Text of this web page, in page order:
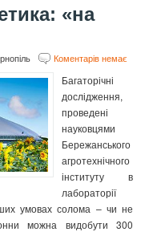
«на
Коментарів немає
Багаторічні
дослідження,
проведені
науковцями
Бережанського
агротехнічного
інституту в
лабораторії
умовах солома – чи не
можна видобути 300